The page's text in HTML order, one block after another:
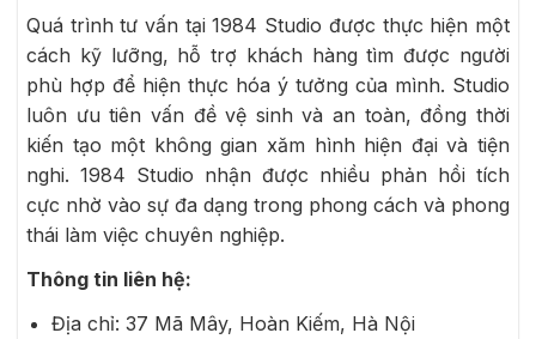
Quá trình tư vấn tại 1984 Studio được thực hiện một
cách kỹ lưỡng, hỗ trợ khách hàng tìm được người
phù hợp để hiện thực hóa ý tưởng của mình. Studio
luôn ưu tiên vấn đề vệ sinh và an toàn, đồng thời
kiến tạo một không gian xăm hình hiện đại và tiện
nghi. 1984 Studio nhận được nhiều phản hồi tích
cực nhờ vào sự đa dạng trong phong cách và phong
thái làm việc chuyên nghiệp.
Thông tin liên hệ:
Địa chỉ: 37 Mã Mây, Hoàn Kiếm, Hà Nội